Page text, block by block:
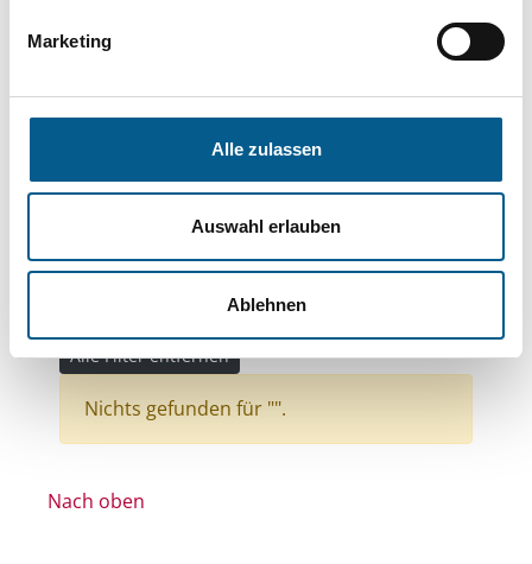
Marketing
Alle zulassen
Auswahl erlauben
Ablehnen
Bereiche: Stiftungen
Themen: Wohlfahrtswesen
Themen: Wohltätige Zwecke
Themen: Kinder, Jugendliche & Familie
Themen: Seniorinnen, Senioren & Pflege
Themen: Kirchliche Zwecke
Alle Filter entfernen
Nichts gefunden für "".
Nach oben